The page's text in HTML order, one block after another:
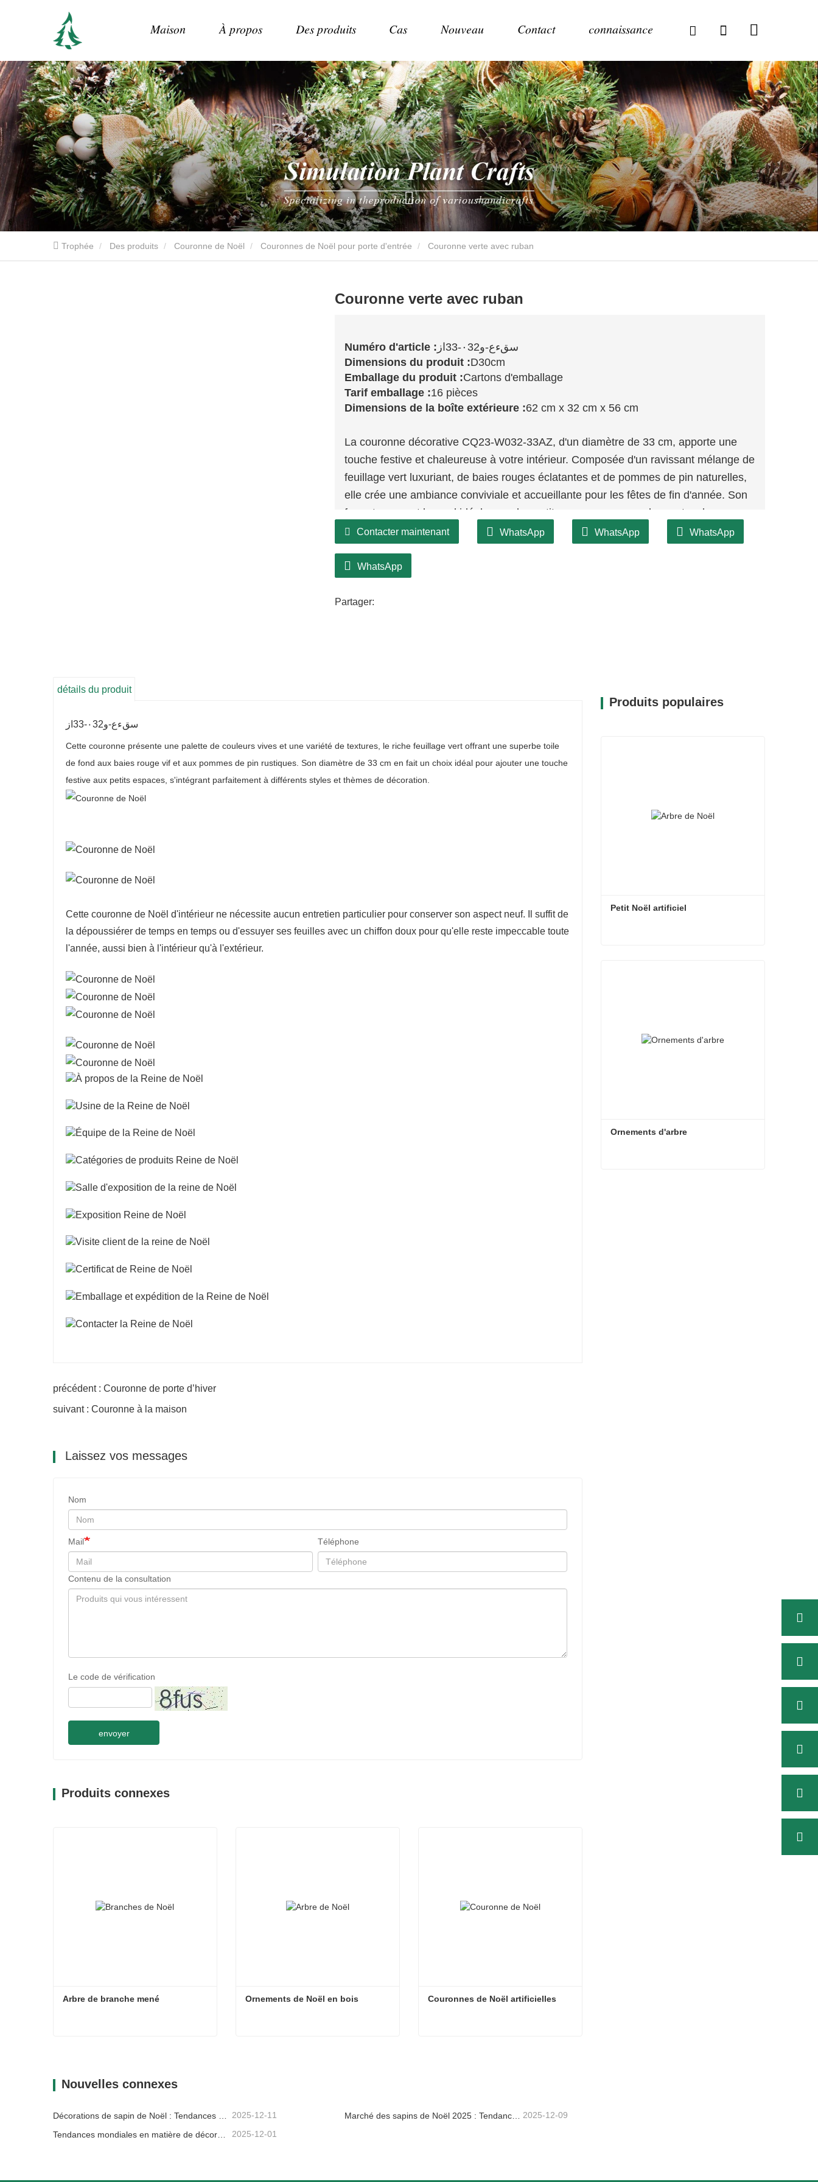
Maison À propos Des produits Cas Nouveau Contact connaissance
Trophée Des produits Couronne de Noël Couronnes de Noël pour porte d'entrée Couronne verte avec ruban
Couronne verte avec ruban
Numéro d'article :
سقءع-و٠32-33از
Dimensions du produit :D30cm
Emballage du produit :Cartons d'emballage
Tarif emballage :16 pièces
Dimensions de la boîte extérieure :62 cm x 32 cm x 56 cm
La couronne décorative CQ23-W032-33AZ, d'un diamètre de 33 cm, apporte une
touche festive et chaleureuse à votre intérieur. Composée d'un ravissant mélange de
feuillage vert luxuriant, de baies rouges éclatantes et de pommes de pin naturelles,
elle crée une ambiance conviviale et accueillante pour les fêtes de fin d'année. Son
format compact la rend idéale pour les petits espaces, comme les portes, les
fenêtres ou comme centre de table, vous permettant d'ajouter une note festive sans
Confectionnée à partir de matériaux de haute qualité, cette couronne est conçue
écologique favorise le développement durable et permet de la réutiliser à chaque
Contacter maintenant WhatsApp WhatsApp WhatsApp
WhatsApp
Partager:
détails du produit
سقءع-و٠32-33از
Cette couronne présente une palette de couleurs vives et une variété de textures, le riche feuillage vert offrant une superbe toile
de fond aux baies rouge vif et aux pommes de pin rustiques. Son diamètre de 33 cm en fait un choix idéal pour ajouter une touche
festive aux petits espaces, s'intégrant parfaitement à différents styles et thèmes de décoration.
Cette couronne de Noël d'intérieur ne nécessite aucun entretien particulier pour conserver son aspect neuf. Il suffit de
la dépoussiérer de temps en temps ou d'essuyer ses feuilles avec un chiffon doux pour qu'elle reste impeccable toute
l'année, aussi bien à l'intérieur qu'à l'extérieur.
précédent : Couronne de porte d’hiver
suivant : Couronne à la maison
Laissez vos messages
Nom
Mail Téléphone
Contenu de la consultation
Le code de vérification
envoyer
Produits connexes
Arbre de branche mené Ornements de Noël en bois Couronnes de Noël artificielles
Nouvelles connexes
2025-12-11 Marché des sapins de Noël 2025 : Tendances, technologies et guide d’approvisionnement pour les acheteurs B2B 2025-12-09
Tendances mondiales en matière de décoration de Noël et pourquoi Christmas Queen reste leader du marché 2025-12-01
Produits populaires
Petit Noël artificiel
Ornements d'arbre